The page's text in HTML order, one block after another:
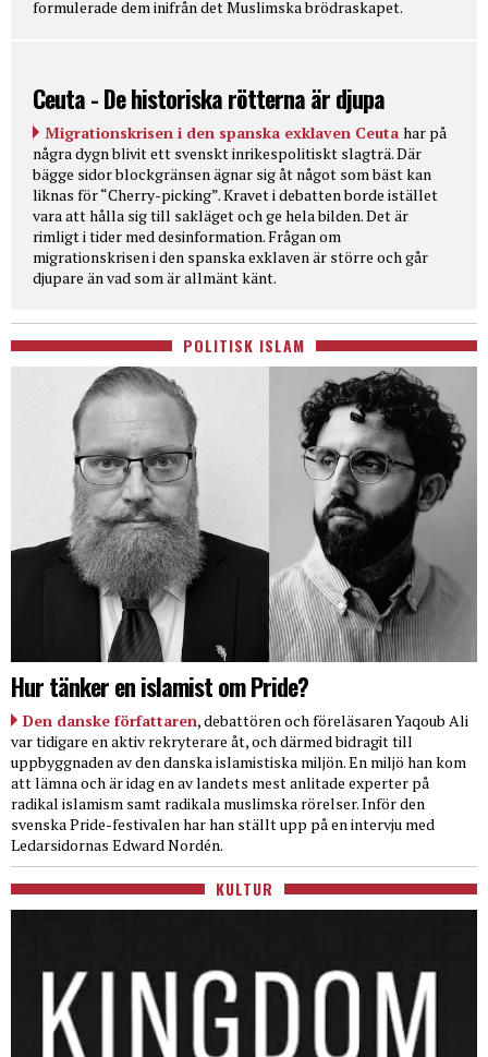
formulerade dem inifrån det Muslimska brödraskapet.
Ceuta - De historiska rötterna är djupa
Migrationskrisen i den spanska exklaven Ceuta har på
några dygn blivit ett svenskt inrikespolitiskt slagträ. Där
bägge sidor blockgränsen ägnar sig åt något som bäst kan
liknas för “Cherry-picking”. Kravet i debatten borde istället
vara att hålla sig till sakläget och ge hela bilden. Det är
rimligt i tider med desinformation. Frågan om
migrationskrisen i den spanska exklaven är större och går
djupare än vad som är allmänt känt.
POLITISK ISLAM
Hur tänker en islamist om Pride?
Den danske författaren, debattören och föreläsaren Yaqoub Ali
var tidigare en aktiv rekryterare åt, och därmed bidragit till
uppbyggnaden av den danska islamistiska miljön. En miljö han kom
att lämna och är idag en av landets mest anlitade experter på
radikal islamism samt radikala muslimska rörelser. Inför den
svenska Pride-festivalen har han ställt upp på en intervju med
Ledarsidornas Edward Nordén.
KULTUR